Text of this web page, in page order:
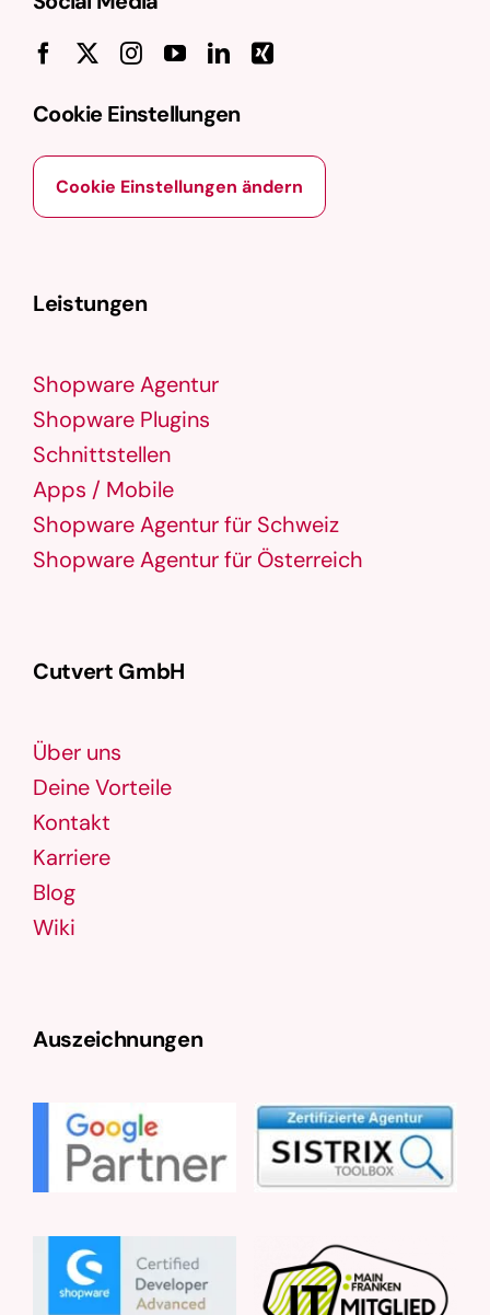
Cookie Einstellungen
Cookie Einstellungen ändern
Leistungen
Shopware Agentur
Shopware Plugins
Schnittstellen
Apps / Mobile
Shopware Agentur für Schweiz
Shopware Agentur für Österreich
Cutvert GmbH
Über uns
Deine Vorteile
Kontakt
Karriere
Blog
Wiki
Auszeichnungen